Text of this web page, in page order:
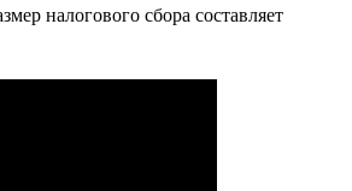
налогового сбора составляет